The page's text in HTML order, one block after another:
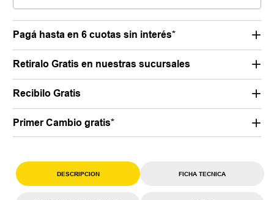
Pagá hasta en 6 cuotas sin interés*
Retiralo Gratis en nuestras sucursales
Recibilo Gratis
Primer Cambio gratis*
DESCRIPCION FICHA TECNICA